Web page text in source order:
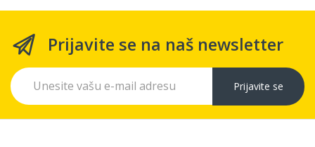
Prijavite se na naš newsletter
Prijavite se